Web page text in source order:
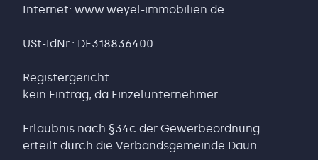
Internet: www.weyel-immobilien.de
USt-IdNr.: DE318836400
Registergericht
kein Eintrag, da Einzelunternehmer
Erlaubnis nach §34c der Gewerbeordnung
erteilt durch die Verbandsgemeinde Daun.